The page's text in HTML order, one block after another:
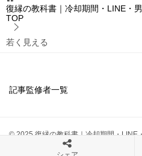
復縁の教科書｜冷却期間・LINE・
TOP
若く見える
記事監修者一覧
© 2025 復縁の教科書｜冷却期間・LINE